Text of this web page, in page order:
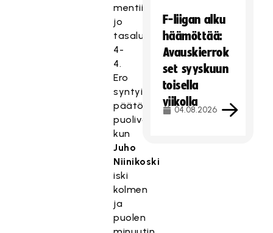
mentiin
jo
tasalukemissa
4-
4.
Ero
syntyi
päätösjakson
puolivälissä,
kun
Juho
Niinikoski
iski
kolmen
ja
puolen
F-liigan alku
häämöttää:
Avauskierrok
set syyskuun
toisella
viikolla
04.08.2026